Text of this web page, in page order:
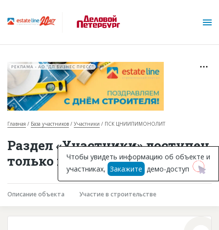
Горячие объекты
База строящихся объектов
Инвестпроекты
Глоссарий
РЕКЛАМА • АО "ДП БИЗНЕС ПРЕСС"
Главная База участников Участники ПСК ЦНИИПИМОНОЛИТ
Раздел «Участники» доступен
только подписчикам
Описание объекта Участие в строительстве
Чтобы увидеть информацию об объекте и
участниках, Закажите демо-доступ